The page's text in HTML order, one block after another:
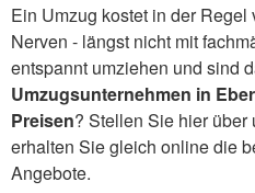
Ein Umzug kostet in der
Nerven - längst nicht mit
entspannt umziehen und sind
Umzugsunternehmen in
Preisen? Stellen Sie hier
erhalten Sie gleich online die
Angebote.